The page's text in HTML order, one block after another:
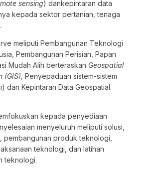
sensing) dankepintaran data
kepada sektor pertanian, tenaga
meliputi Pembangunan Teknologi
Pembangunan Perisian, Papan
Mudah Alih berteraskan Geospatial
(GIS), Penyepaduan sistem-sistem
) dan Kepintaran Data Geospatial.
kepada penyediaan
menyeluruh meliputi solusi,
pembangunan produk teknologi,
teknologi, dan latihan
teknologi.